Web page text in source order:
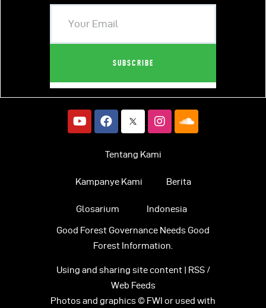
Tentang Kami
Kampanye Kami Berita
Glosarium Indonesia
Good Forest Governance Needs Good
Forest Information.
Using and sharing site content | RSS /
Web Feeds
Photos and graphics © FWI or used with